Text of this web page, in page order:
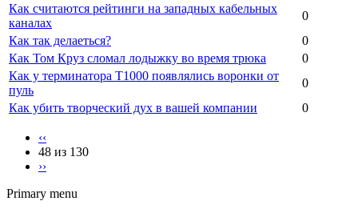
Как считаются рейтинги на западных кабельных
каналах
0
Как так делаеться?
0
Как Том Круз сломал лодыжку во время трюка
0
Как у терминатора Т1000 появлялись воронки от
пуль
0
Как убить творческий дух в вашей компании
0
‹‹
48 из 130
››
Primary menu